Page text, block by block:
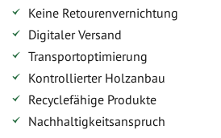
Keine Retourenvernichtung
Digitaler Versand
Transportoptimierung
Kontrollierter Holzanbau
Recyclefähige Produkte
Nachhaltigkeitsanspruch